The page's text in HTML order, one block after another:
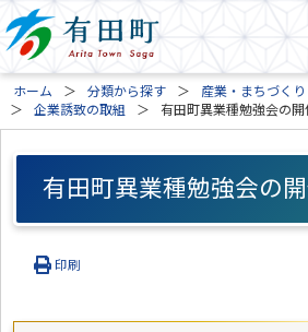
ホーム 分類から探す 産業・まちづくり
企業誘致の取組
有田町異業種勉強会の開
有田町異業種勉強会の
印刷